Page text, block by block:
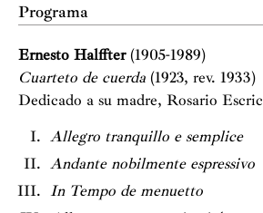
Programa
Ernesto Halffter (1905-1989)
Cuarteto de cuerda (1923, rev. 1933)
Dedicado a su madre, Rosario
Allegro tranquillo e semplice
Andante nobilmente espressivo
In Tempo de menuetto